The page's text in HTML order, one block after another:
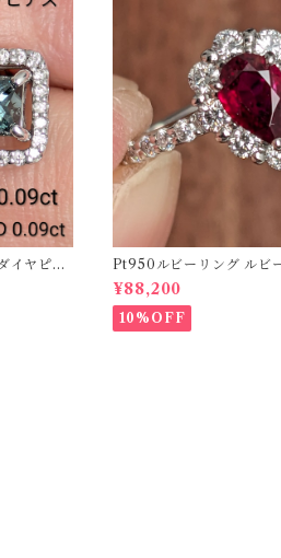
イヤピア
Pt950ルビーリング ルビ
ンド 0.35ct【
¥88,200
10%OFF